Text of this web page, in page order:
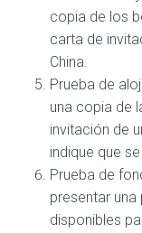
copia de los
carta de
China.
Prueba de
una copia de
invitación de
indique que
Prueba de
presentar
disponibles